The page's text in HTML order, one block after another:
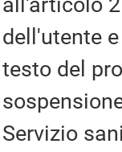
dell'utente
testo del
Servizio